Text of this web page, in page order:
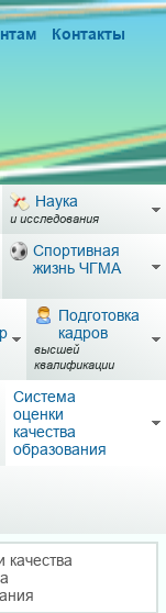
Контакты
Наука
и исследования
Спортивная
жизнь ЧГМА
Подготовка
кадров
высшей
квалификации
Система
оценки
качества
образования
качества